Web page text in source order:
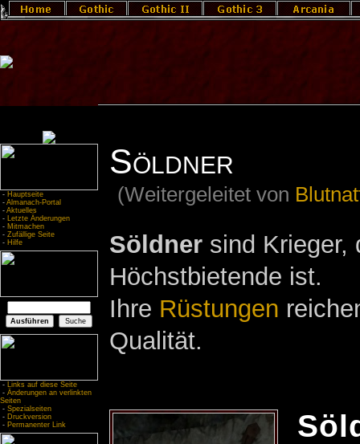
- Hauptseite
- Almanach-Portal
- Aktuelles
- Letzte Änderungen
- Mitmachen
- Zufällige Seite
- Hilfe
- Links auf diese Seite
- Änderungen an verlinkten
Seiten
- Spezialseiten
- Druckversion
- Permanenter Link
Söldner
(Weitergeleitet von
Söldnersind Krieger,
Höchstbietende ist.
Ihre Rüstungen
Qualität.